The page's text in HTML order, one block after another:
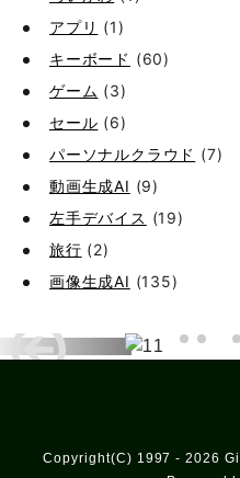
アプリ (1)
キーボード (60)
ゲーム (3)
セール (6)
パーソナルクラウド (7)
動画生成AI (9)
左手デバイス (19)
旅行 (2)
画像生成AI (135)
Copyright(C) 1997 - 2026